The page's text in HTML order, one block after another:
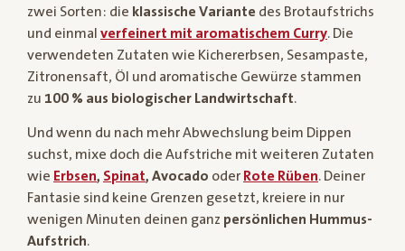
zwei Sorten: die klassische Variante des Brotaufstrichs
und einmal verfeinert mit aromatischem Curry. Die
verwendeten Zutaten wie Kichererbsen, Sesampaste,
Zitronensaft, Öl und aromatische Gewürze stammen
zu 100 % aus biologischer Landwirtschaft.
Und wenn du nach mehr Abwechslung beim Dippen
suchst, mixe doch die Aufstriche mit weiteren Zutaten
wie Erbsen, Spinat, Avocado oder Rote Rüben. Deiner
Fantasie sind keine Grenzen gesetzt, kreiere in nur
wenigen Minuten deinen ganz persönlichen Hummus-
Aufstrich.